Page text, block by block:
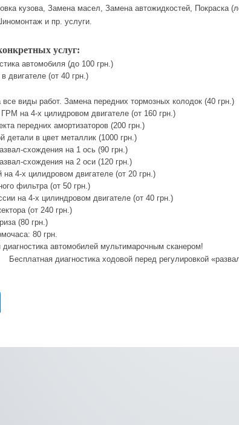
кузова, Замена масел, Замена автожидкостей, Покраска
и пр. услуги.
услуг:
автомобиля (до 100 грн.)
двигателе (от 40 грн.)
все виды работ. Замена передних тормозных колодок (40 грн.)
на 4-х цилидровом двигателе (от 160 грн.)
передних амортизаторов (200 грн.)
детали в цвет металлик (1000 грн.)
схождения на 1 ось (90 грн.)
схождения на 2 оси (120 грн.)
на 4-х цилидровом двигателе (от 20 грн.)
фильтра (от 50 грн.)
на 4-х цилиндровом двигателе (от 40 грн.)
(от 240 грн.)
(80 грн.)
80 грн.
автомобилей мультимарочным сканером!
Бесплатная диагностика ходовой перед регулировкой